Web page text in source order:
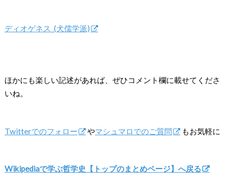
ディオゲネス_(犬儒学派)
ほかにも楽しい記述があれば、ぜひコメント欄に載せてくださ
いね。
Twitterでのフォロー やマシュマロでのご質問 もお気軽に
Wikipediaで学ぶ哲学史【トップのまとめページ】へ戻る